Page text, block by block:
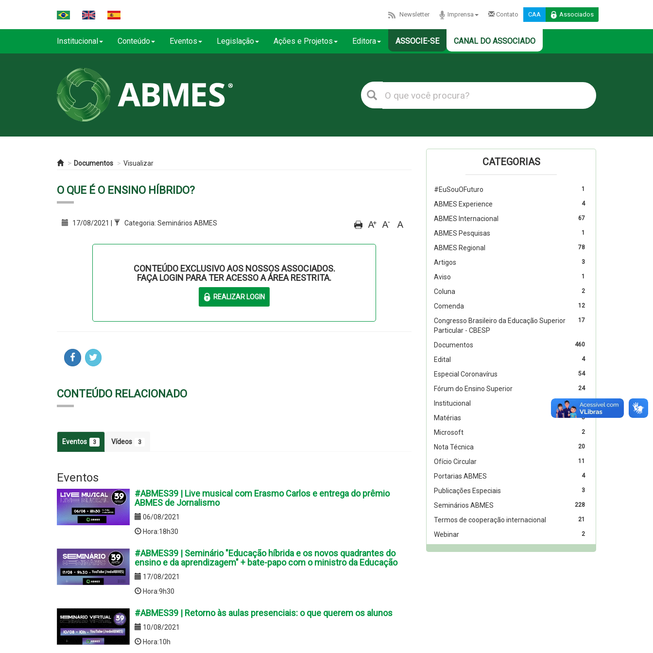
Newsletter Imprensa Contato CAA Associados
Institucional Conteúdo Eventos Legislação Ações e Projetos Editora ASSOCIE-SE CANAL DO ASSOCIADO
Documentos Visualizar
O QUE É O ENSINO HÍBRIDO?
17/08/2021 | Categoria: Seminários ABMES
CONTEÚDO EXCLUSIVO AOS NOSSOS ASSOCIADOS.
FAÇA LOGIN PARA TER ACESSO A ÁREA RESTRITA.
CONTEÚDO RELACIONADO
Eventos 3 Vídeos 3
Eventos
#ABMES39 | Live musical com Erasmo Carlos e entrega do prêmio
ABMES de Jornalismo
06/08/2021
Hora:18h30
#ABMES39 | Seminário "Educação híbrida e os novos quadrantes do
ensino e da aprendizagem" + bate-papo com o ministro da Educação
17/08/2021
Hora:9h30
#ABMES39 | Retorno às aulas presenciais: o que querem os alunos
10/08/2021
Hora:10h
CATEGORIAS
1
#EuSouOFuturo
4
ABMES Experience
67
ABMES Internacional
1
ABMES Pesquisas
78
ABMES Regional
3
Artigos
1
Aviso
2
Coluna
12
Comenda
17
Congresso Brasileiro da Educação Superior
Particular - CBESP
460
Documentos
4
Edital
54
Especial Coronavírus
24
Fórum do Ensino Superior
47
Institucional
5
Matérias
2
Microsoft
20
Nota Técnica
11
Ofício Circular
4
Portarias ABMES
3
Publicações Especiais
228
Seminários ABMES
21
Termos de cooperação internacional
2
Webinar